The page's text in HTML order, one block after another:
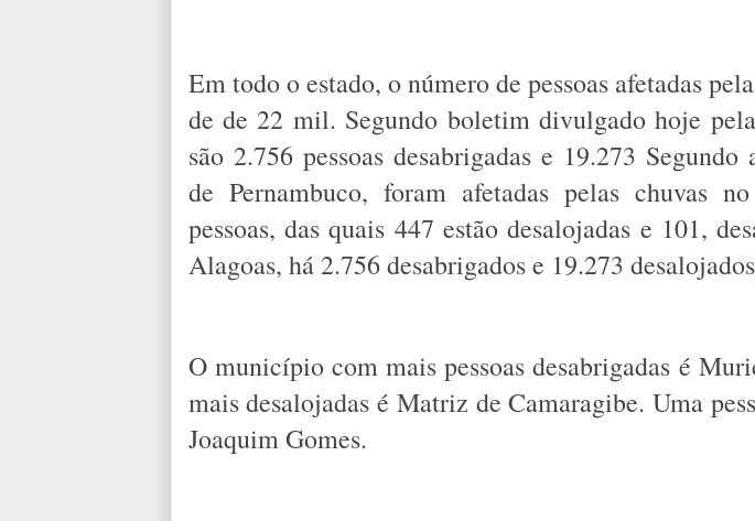
Em todo o estado, o número de pessoas afetadas
de de 22 mil. Segundo boletim divulgado hoje
são 2.756 pessoas desabrigadas e 19.273
de Pernambuco, foram afetadas pelas chuvas
pessoas, das quais 447 estão desalojadas e 101,
Alagoas, há 2.756 desabrigados e 19.273
O município com mais pessoas desabrigadas é
mais desalojadas é Matriz de Camaragibe. Uma
Joaquim Gomes.